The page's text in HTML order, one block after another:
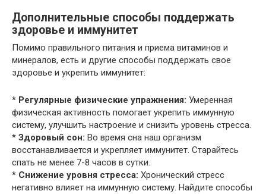
Дополнительные способы поддержать
здоровье и иммунитет
Помимо правильного питания и приема витаминов и
минералов, есть и другие способы поддержать свое
здоровье и укрепить иммунитет:
* Регулярные физические упражнения: Умеренная
физическая активность помогает укрепить иммунную
систему, улучшить настроение и снизить уровень стресса.
* Здоровый сон: Во время сна наш организм
восстанавливается и укрепляет иммунитет. Старайтесь
спать не менее 7-8 часов в сутки.
* Снижение уровня стресса: Хронический стресс
негативно влияет на иммунную систему. Найдите способы